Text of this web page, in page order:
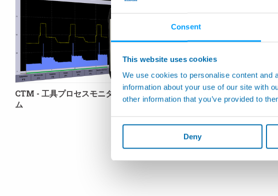
Consent
This website uses cookies
We use cookies to personalise content and
information about your use of our site with
other information that you’ve provided to
Deny
CTM - 工具プロセスモニタリングシステ
ム
GEMCPU - 工具プロセス